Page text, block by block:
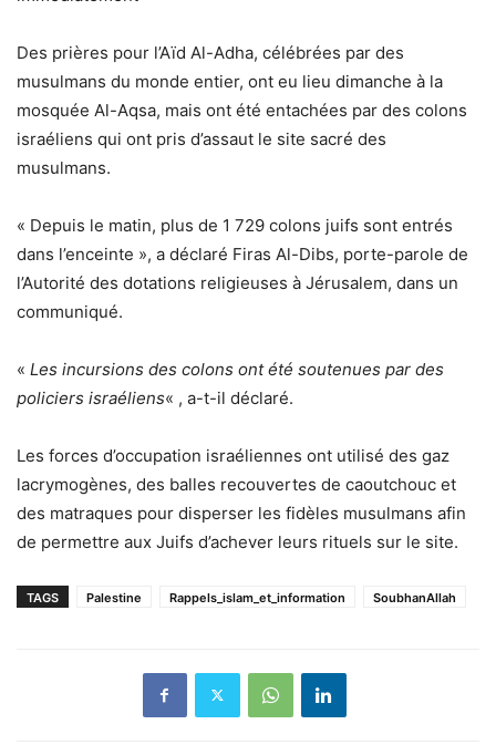
Des prières pour l’Aïd Al-Adha, célébrées par des
musulmans du monde entier, ont eu lieu dimanche à la
mosquée Al-Aqsa, mais ont été entachées par des colons
israéliens qui ont pris d’assaut le site sacré des
musulmans.
« Depuis le matin, plus de 1 729 colons juifs sont entrés
dans l’enceinte », a déclaré Firas Al-Dibs, porte-parole de
l’Autorité des dotations religieuses à Jérusalem, dans un
communiqué.
« Les incursions des colons ont été soutenues par des
policiers israéliens« , a-t-il déclaré.
Les forces d’occupation israéliennes ont utilisé des gaz
lacrymogènes, des balles recouvertes de caoutchouc et
des matraques pour disperser les fidèles musulmans afin
de permettre aux Juifs d’achever leurs rituels sur le site.
TAGS Palestine Rappels_islam_et_information SoubhanAllah